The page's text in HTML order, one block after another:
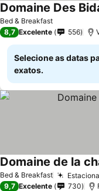
Bed & Breakfast
Domaine Des
8,7 Excelente 556
Selecione as datas
exatos.
Bed & Breakfast
Domaine de la
9,7 Excelente 730